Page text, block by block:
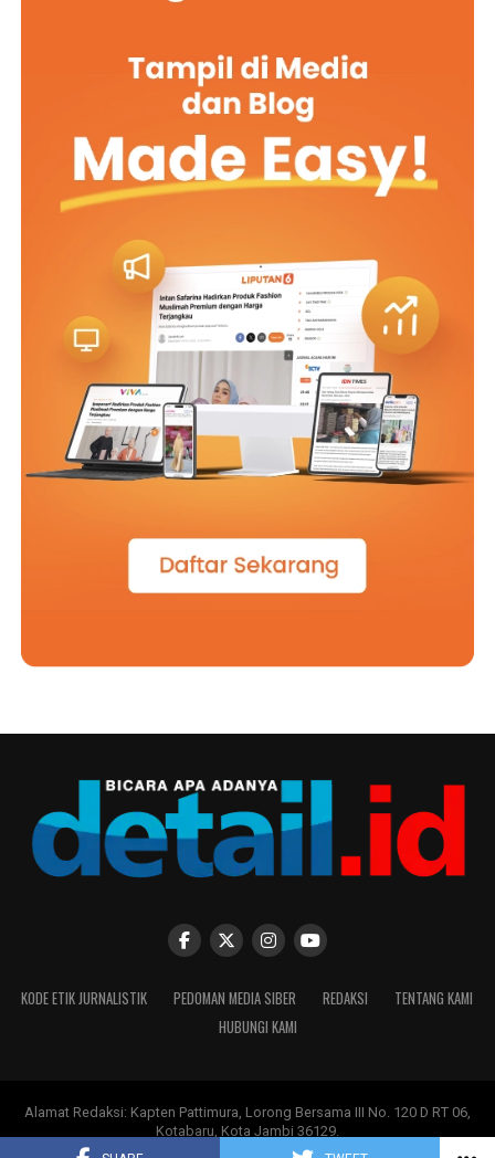
KODE ETIK JURNALISTIK PEDOMAN MEDIA SIBER REDAKSI
TENTANG KAMI
HUBUNGI KAMI
Alamat Redaksi: Kapten Pattimura, Lorong Bersama III No. 120 D RT 06,
Kotabaru, Kota Jambi 36129.
PT Moksha Multi Media